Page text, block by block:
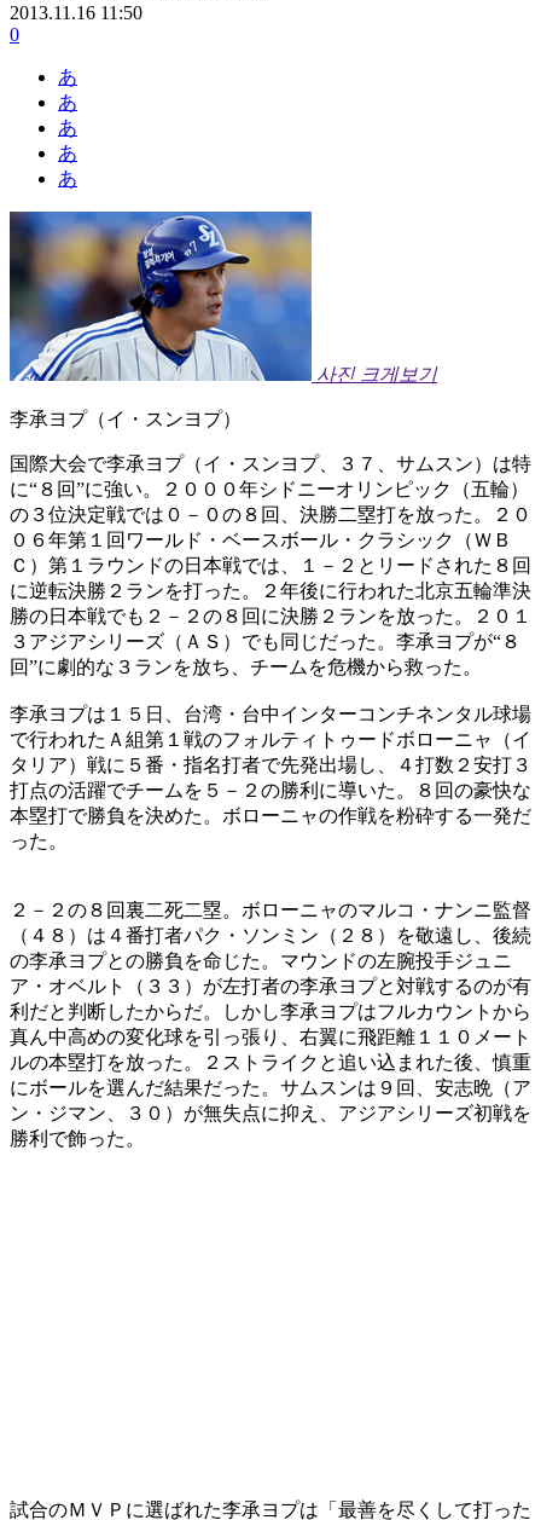
2013.11.16 11:50
0
あ
あ
あ
あ
あ
사진 크게보기
李承ヨプ（イ・スンヨプ）
国際大会で李承ヨプ（イ・スンヨプ、３７、サムスン）は特
に“８回”に強い。２０００年シドニーオリンピック（五輪）
の３位決定戦では０－０の８回、決勝二塁打を放った。２０
０６年第１回ワールド・ベースボール・クラシック（ＷＢ
Ｃ）第１ラウンドの日本戦では、１－２とリードされた８回
に逆転決勝２ランを打った。２年後に行われた北京五輪準決
勝の日本戦でも２－２の８回に決勝２ランを放った。２０１
３アジアシリーズ（ＡＳ）でも同じだった。李承ヨプが“８
回”に劇的な３ランを放ち、チームを危機から救った。
李承ヨプは１５日、台湾・台中インターコンチネンタル球場
で行われたＡ組第１戦のフォルティトゥードボローニャ（イ
タリア）戦に５番・指名打者で先発出場し、４打数２安打３
打点の活躍でチームを５－２の勝利に導いた。８回の豪快な
本塁打で勝負を決めた。ボローニャの作戦を粉砕する一発だ
った。
２－２の８回裏二死二塁。ボローニャのマルコ・ナンニ監督
（４８）は４番打者パク・ソンミン（２８）を敬遠し、後続
の李承ヨプとの勝負を命じた。マウンドの左腕投手ジュニ
ア・オベルト（３３）が左打者の李承ヨプと対戦するのが有
利だと判断したからだ。しかし李承ヨプはフルカウントから
真ん中高めの変化球を引っ張り、右翼に飛距離１１０メート
ルの本塁打を放った。２ストライクと追い込まれた後、慎重
にボールを選んだ結果だった。サムスンは９回、安志晩（ア
ン・ジマン、３０）が無失点に抑え、アジアシリーズ初戦を
勝利で飾った。
試合のＭＶＰに選ばれた李承ヨプは「最善を尽くして打った